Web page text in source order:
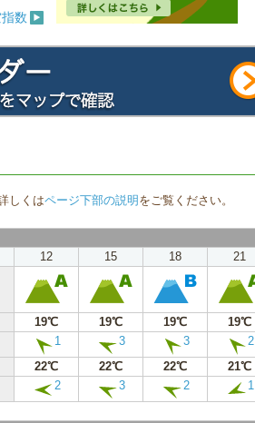
数
しくはページ下部の説明 をご覧ください。
12 15 18 21
19℃ 19℃ 19℃
19℃
1 3 3 2
22℃ 22℃ 22℃
21℃
2 3 2 1